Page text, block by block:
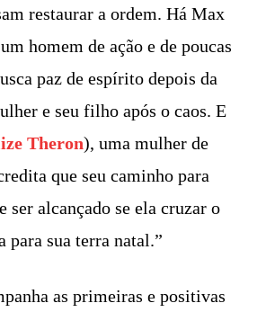
restaurar a ordem. Há Max
homem de ação e de poucas
paz de espírito depois da
e seu filho após o caos. E
Theron), uma mulher de
que seu caminho para
ser alcançado se ela cruzar o
para sua terra natal.”
as primeiras e positivas